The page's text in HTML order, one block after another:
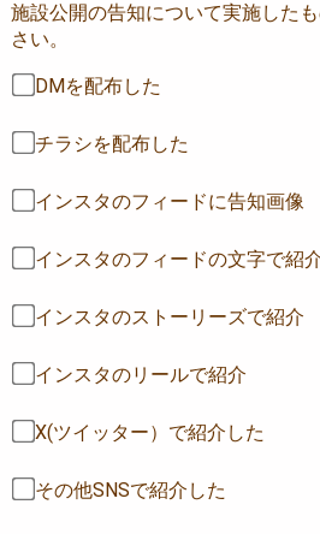
施設公開の告知について実施した
さい。
DMを配布した
チラシを配布した
インスタのフィードに告知画像
インスタのフィードの文字で紹
インスタのストーリーズで紹介
インスタのリールで紹介
X(ツイッター）で紹介した
その他SNSで紹介した